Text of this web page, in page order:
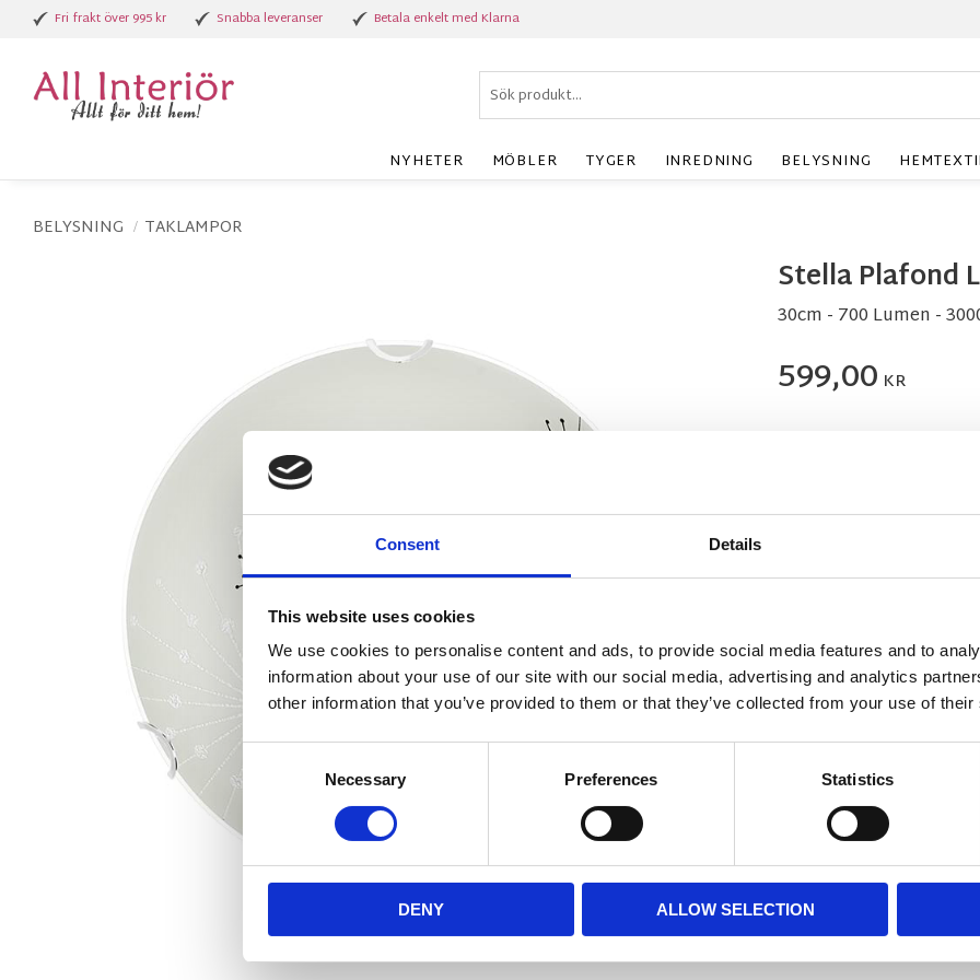
Consent Details
This website uses cookies
We use cookies to personalise content and ads, to provide social media features and to
information about your use of our site with our social media, advertising and analytics
other information that you’ve provided to them or that they’ve collected from your use of
Necessary Preferences Statistics
DENY ALLOW SELECTION
Fri frakt över 995 kr Snabba leveranser Betala enkelt med Klarna
NYHETER MÖBLER TYGER INREDNING BELYSNING
BELYSNING TAKLAMPOR
Stella Plafond
30cm - 700 Lumen -
599,00 KR
BESKRIVNING
En plafond som
ljus omkring sig.
MÅTT OCH
Visa alla produkter